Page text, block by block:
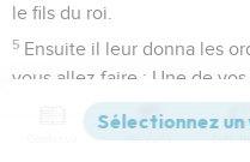
le fils du roi.
5 Ensuite il leur donna les
vous allez faire : Une de
jour du sabbat ;
chargée de garder le palais
Versions